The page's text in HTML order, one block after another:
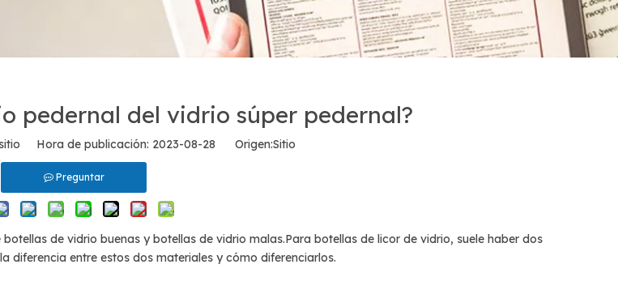
pedernal del vidrio súper pedernal?
Hora de publicación: 2023-08-28 Origen:Sitio
Preguntar
de vidrio buenas y botellas de vidrio malas.Para botellas de licor de vidrio, suele haber dos
diferencia entre estos dos materiales y cómo diferenciarlos.